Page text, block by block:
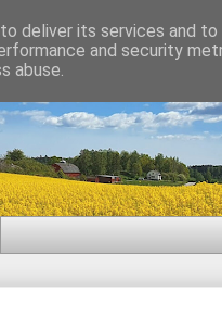
deliver its services and
and security
abuse.